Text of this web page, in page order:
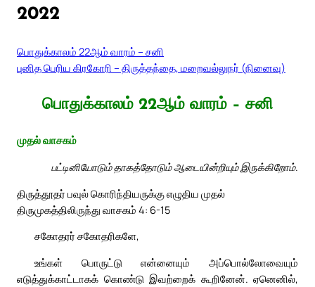
2022
பொதுக்காலம் 22ஆம் வாரம் – சனி
புனித பெரிய கிரகோரி – திருத்தந்தை, மறைவல்லுநர் (நினைவு)
பொதுக்காலம் 22ஆம் வாரம் – சனி
முதல் வாசகம்
பட்டினியோடும் தாகத்தோடும் ஆடையின்றியும் இருக்கிறோம்.
திருத்தூதர் பவுல் கொரிந்தியருக்கு எழுதிய முதல்
திருமுகத்திலிருந்து வாசகம் 4: 6-15
சகோதரர் சகோதரிகளே,
உங்கள் பொருட்டு என்னையும் அப்பொல்லோவையும்
எடுத்துக்காட்டாகக் கொண்டு இவற்றைக் கூறினேன். ஏனெனில்,